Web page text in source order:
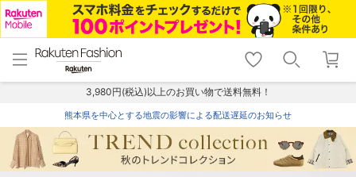
menu home
トップ
shopping_cart lock_outline
ログイン
3,980円(税込)以上のお買い物で送料無料！
熊本県を中心とする地震の影響による配送遅延のお知らせ